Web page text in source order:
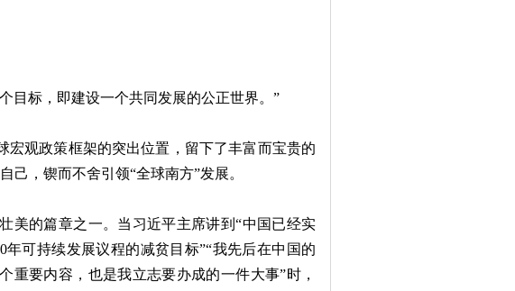
标，即建设一个共同发展的公正世界。”
观政策框架的突出位置，留下了丰富而宝贵的
己，锲而不舍引领“全球南方”发展。
的篇章之一。当习近平主席讲到“中国已经实
可持续发展议程的减贫目标”“我先后在中国的
重要内容，也是我立志要办成的一件大事”时，